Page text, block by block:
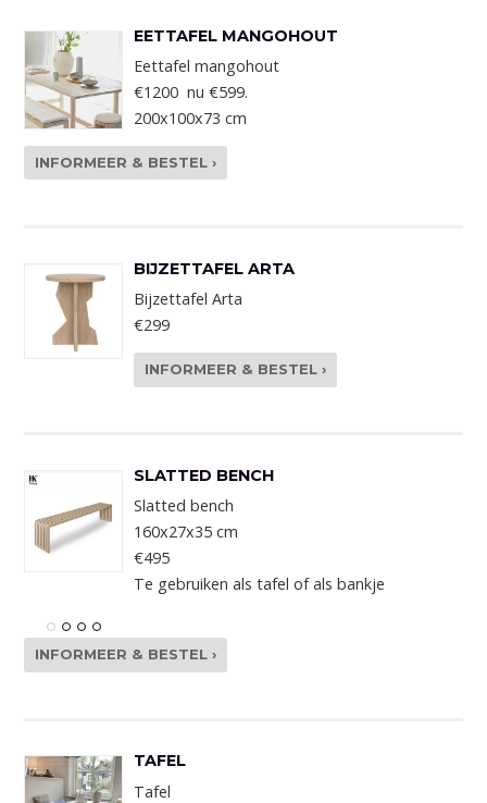
EETTAFEL MANGOHOUT
Eettafel mangohout
€1200 nu €599.
200x100x73 cm
INFORMEER & BESTEL ›
BIJZETTAFEL ARTA
Bijzettafel Arta
€299
INFORMEER & BESTEL ›
SLATTED BENCH
Slatted bench
160x27x35 cm
€495
Te gebruiken als tafel of als bankje
INFORMEER & BESTEL ›
TAFEL
Tafel